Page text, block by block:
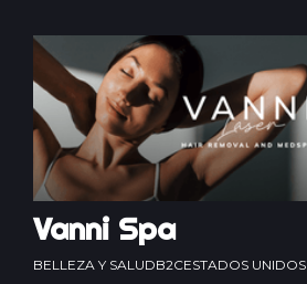
Vanni Spa
BELLEZA Y SALUDB2CESTADOS UNIDOS